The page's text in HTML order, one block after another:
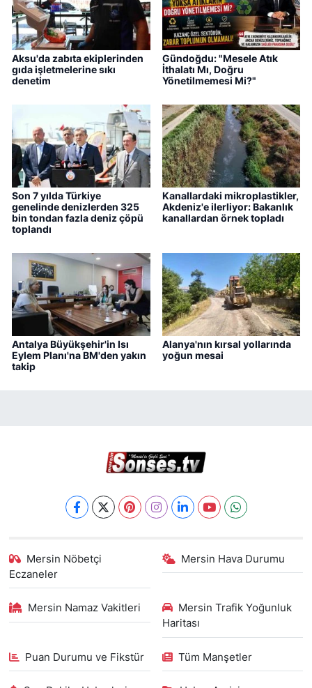
Aksu'da zabıta ekiplerinden
gıda işletmelerine sıkı
denetim
Gündoğdu: "Mesele Atık
İthalatı Mı, Doğru
Yönetilmemesi Mi?"
Son 7 yılda Türkiye
genelinde denizlerden 325
bin tondan fazla deniz çöpü
toplandı
Kanallardaki mikroplastikler,
Akdeniz'e ilerliyor: Bakanlık
kanallardan örnek topladı
Antalya Büyükşehir'in Isı
Eylem Planı'na BM'den yakın
takip
Alanya'nın kırsal yollarında
yoğun mesai
Mersin Nöbetçi
Eczaneler
Mersin Hava Durumu
Mersin Namaz Vakitleri
Mersin Trafik Yoğunluk
Haritası
Puan Durumu ve Fikstür Tüm Manşetler